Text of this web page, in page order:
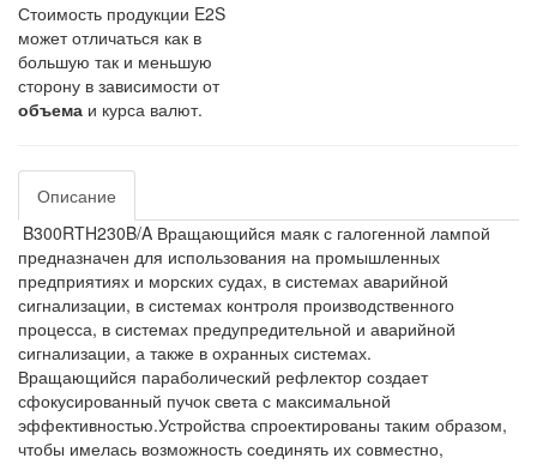
Стоимость продукции E2S
может отличаться как в
большую так и меньшую
сторону в зависимости от
объема и курса валют.
Описание
B300RTH230B/A Вращающийся маяк с галогенной лампой
предназначен для использования на промышленных
предприятиях и морских судах, в системах аварийной
сигнализации, в системах контроля производственного
процесса, в системах предупредительной и аварийной
сигнализации, а также в охранных системах.
Вращающийся параболический рефлектор создает
сфокусированный пучок света с максимальной
эффективностью.Устройства спроектированы таким образом,
чтобы имелась возможность соединять их совместно,